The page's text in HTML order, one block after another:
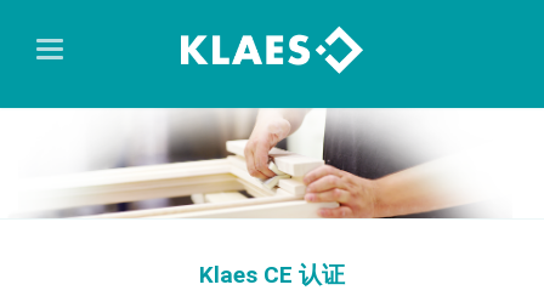
Klaes CE 认证